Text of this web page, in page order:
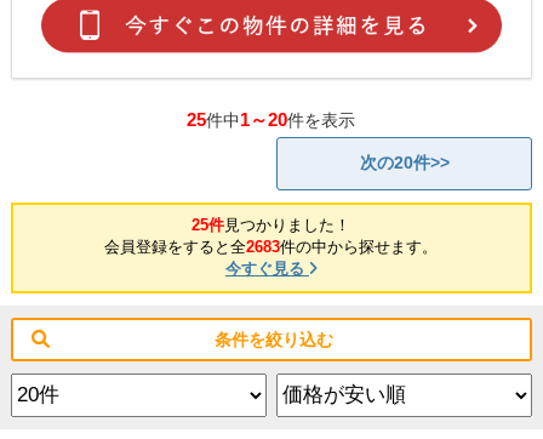
25件中1～20件を表示
次の20件>>
25件見つかりました！
会員登録をすると全2683件の中から探せます。
今すぐ見る
条件を絞り込む